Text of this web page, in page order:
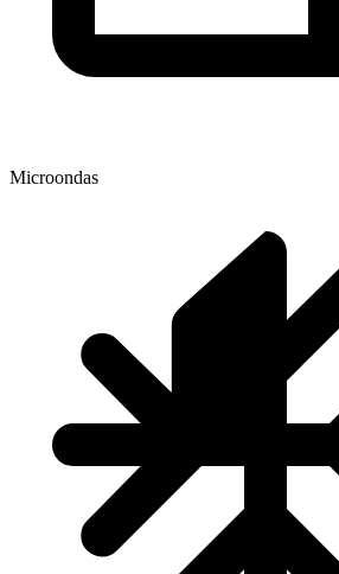
Microondas